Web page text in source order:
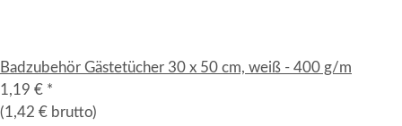
Badzubehör Gästetücher 30 x 50 cm, weiß - 400 g/m
1,19 € *
(1,42 € brutto)